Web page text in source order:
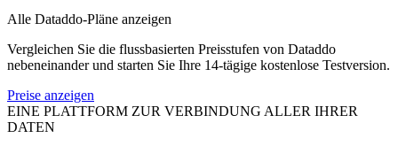
Alle Dataddo-Pläne anzeigen
Vergleichen Sie die flussbasierten Preisstufen von Dataddo
nebeneinander und starten Sie Ihre 14-tägige kostenlose Testversion.
Preise anzeigen
EINE PLATTFORM ZUR VERBINDUNG ALLER IHRER
DATEN